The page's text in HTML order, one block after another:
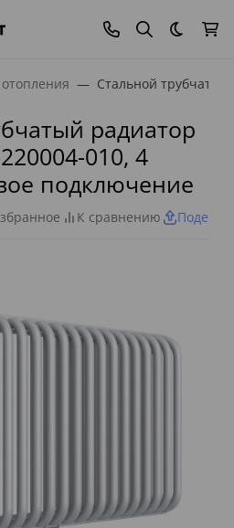
Темная
Стальной трубчатый
радиатор
010, 4
подключение
К сравнению